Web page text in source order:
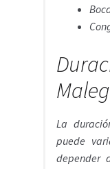
La
puede
depender